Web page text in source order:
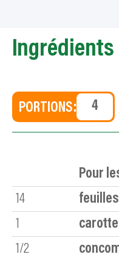
Ingrédients
PORTIONS:
Pour
14
1
carotte
1/2